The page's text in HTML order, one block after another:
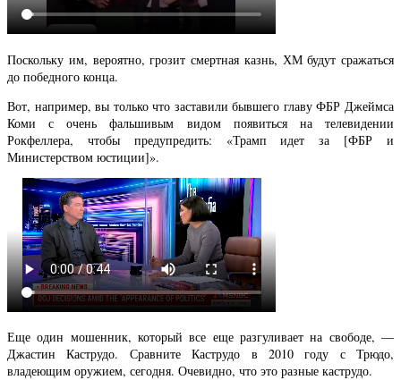
Поскольку им, вероятно, грозит смертная казнь, ХМ будут сражаться
до победного конца.
Вот, например, вы только что заставили бывшего главу ФБР Джеймса
Коми с очень фальшивым видом появиться на телевидении
Рокфеллера, чтобы предупредить: «Трамп идет за [ФБР и
Министерством юстиции]».
Еще один мошенник, который все еще разгуливает на свободе, —
Джастин Каструдо. Сравните Каструдо в 2010 году с Трюдо,
владеющим оружием, сегодня. Очевидно, что это разные каструдо.